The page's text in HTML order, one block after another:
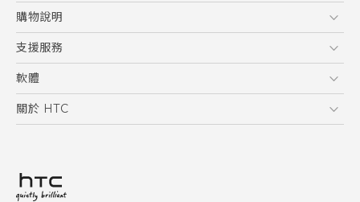
智慧型手機
配件
HTC Research
購物說明
購物須知
訂單管理
付款方式
支援服務
到府收送維修服務
服務中心資訊
客戶服務佈告欄
軟體
應用程式
HTC Sync Manager
關於 HTC
投資人